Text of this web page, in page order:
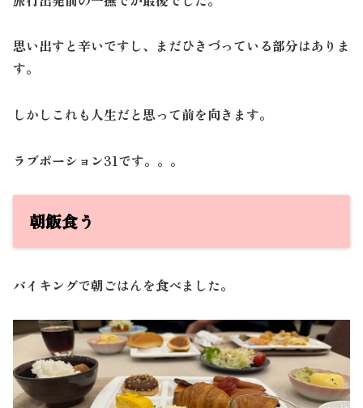
思い出すと辛いですし、まだひきづっている部分はありま
す。
しかしこれも人生だと思って前を向きます。
ラブポーション31です。。。
朝飯食う
バイキングで朝ごはんを食べました。